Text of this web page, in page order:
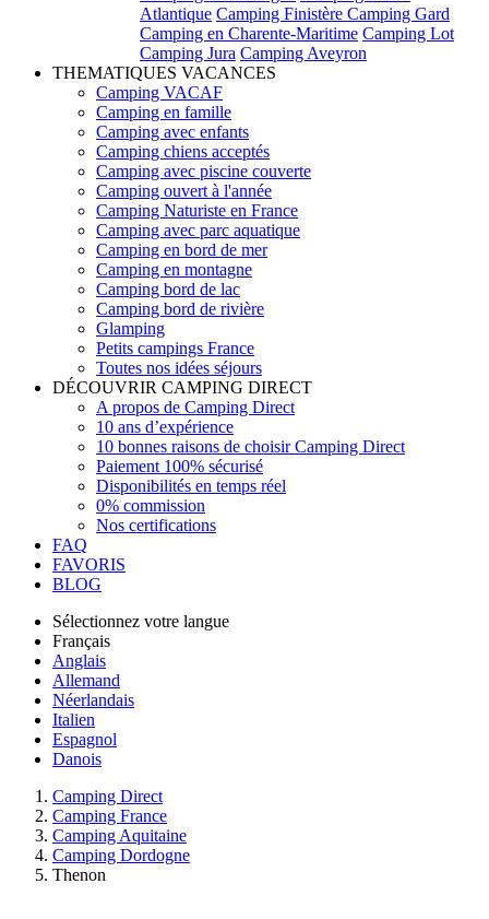
Atlantique Camping Finistère Camping Gard
Camping en Charente-Maritime Camping Lot
Camping Jura Camping Aveyron
THEMATIQUES VACANCES
Camping VACAF
Camping en famille
Camping avec enfants
Camping chiens acceptés
Camping avec piscine couverte
Camping ouvert à l'année
Camping Naturiste en France
Camping avec parc aquatique
Camping en bord de mer
Camping en montagne
Camping bord de lac
Camping bord de rivière
Glamping
Petits campings France
Toutes nos idées séjours
DÉCOUVRIR CAMPING DIRECT
A propos de Camping Direct
10 ans d’expérience
10 bonnes raisons de choisir Camping Direct
Paiement 100% sécurisé
Disponibilités en temps réel
0% commission
Nos certifications
FAQ
FAVORIS
BLOG
Sélectionnez votre langue
Français
Anglais
Allemand
Néerlandais
Italien
Espagnol
Danois
Camping Direct
Camping France
Camping Aquitaine
Camping Dordogne
Thenon